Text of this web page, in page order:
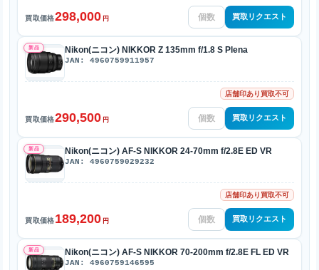
買取価格298,000 円 買取リクエスト
新品 Nikon(ニコン) NIKKOR Z 135mm f/1.8 S Plena
JAN: 4960759911957
店舗印あり買取不可
買取価格290,500 円 買取リクエスト
新品 Nikon(ニコン) AF-S NIKKOR 24-70mm f/2.8E ED VR
JAN: 4960759029232
店舗印あり買取不可
買取価格189,200 円 買取リクエスト
新品 Nikon(ニコン) AF-S NIKKOR 70-200mm f/2.8E FL ED VR
JAN: 4960759146595